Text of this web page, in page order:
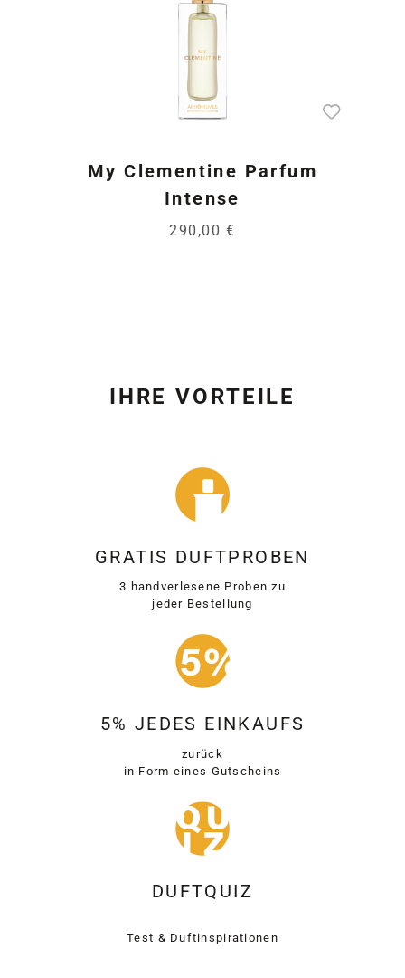
My Clementine Parfum
Intense
290,00 €
IHRE VORTEILE
GRATIS DUFTPROBEN
3 handverlesene Proben zu
jeder Bestellung
5% JEDES EINKAUFS
zurück
in Form eines Gutscheins
DUFTQUIZ
Test & Duftinspirationen